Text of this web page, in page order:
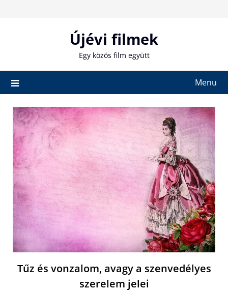
Újévi filmek
Egy közös film együtt
Menu
Tűz és vonzalom, avagy a szenvedélyes
szerelem jelei